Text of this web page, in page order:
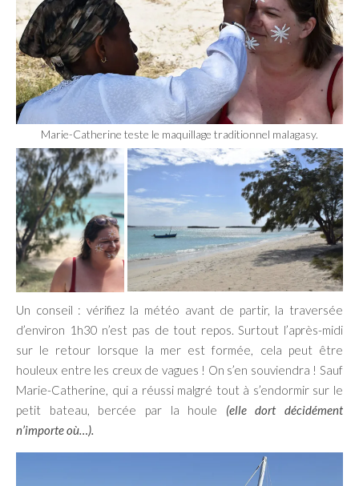
Marie-Catherine teste le maquillage traditionnel malagasy.
Un conseil : vérifiez la météo avant de partir, la traversée
d’environ 1h30 n’est pas de tout repos. Surtout l’après-midi
sur le retour lorsque la mer est formée, cela peut être
houleux entre les creux de vagues ! On s’en souviendra ! Sauf
Marie-Catherine, qui a réussi malgré tout à s’endormir sur le
petit bateau, bercée par la houle (elle dort décidément
n’importe où…).